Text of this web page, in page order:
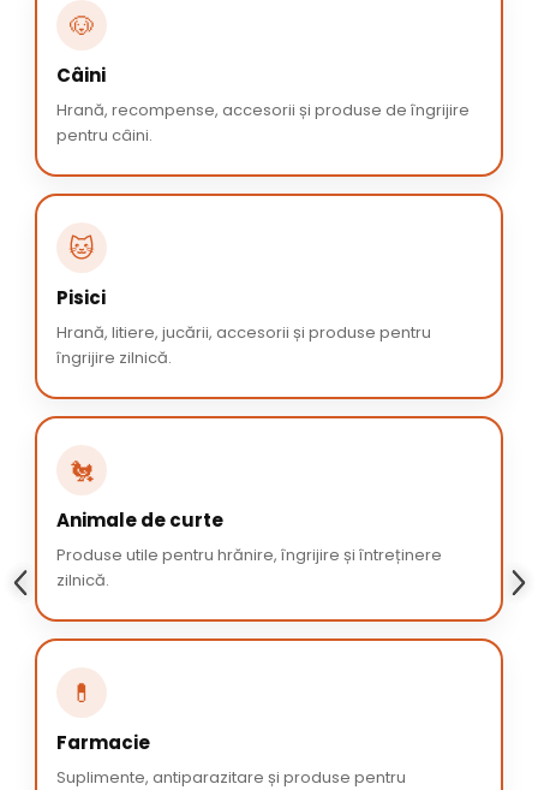
🐶
Câini
Hrană, recompense, accesorii și produse de îngrijire
pentru câini.
🐱
Pisici
Hrană, litiere, jucării, accesorii și produse pentru
îngrijire zilnică.
🐔
Animale de curte
Produse utile pentru hrănire, îngrijire și întreținere
zilnică.
💊
Farmacie
Suplimente, antiparazitare și produse pentru